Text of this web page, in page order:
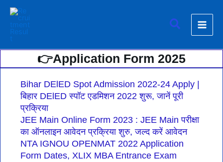
Skip
content
Search
👉Application Form 2025
Bihar DElED Spot Admission 2022-24 Apply |
बिहार DElED स्पॉट एडमिशन 2022 शुरू, जानें पूरी
प्रक्रिया
JEE Main Online Form 2023 : JEE Main परीक्षा
का ऑनलाइन आवेदन प्रक्रिया शुरु, जल्द करें आवेदन
NTA IGNOU OPENMAT 2022 Application
Form Dates, XLIX MBA Entrance Exam